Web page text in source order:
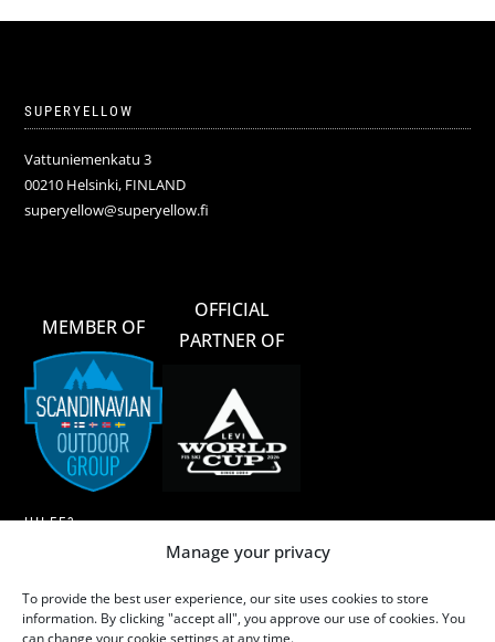
Manage your privacy
To provide the best user experience, our site uses cookies to store
information. By clicking "accept all", you approve our use of cookies. You
can change your cookie settings at any time.
SUPERYELLOW
Vattuniemenkatu 3
00210 Helsinki, FINLAND
superyellow@superyellow.fi
MEMBER OF
OFFICIAL
PARTNER OF
HILFE?
MERINOWOLLE